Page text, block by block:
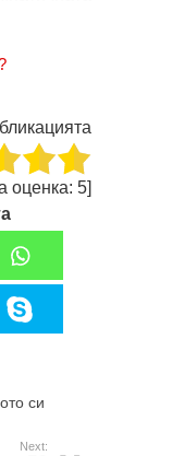
оценка: 5]
си
Next: